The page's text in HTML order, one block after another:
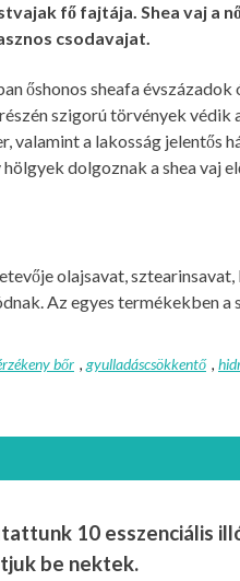
fő fajtája. Shea vaj a
csodavajat.
őshonos sheafa
szigorú törvények
valamint a lakosság jelentős
dolgoznak a shea vaj
olajsavat,
Az egyes termékekben a
bőr ,gyulladáscsökkentő ,
10 esszenciális
be nektek.